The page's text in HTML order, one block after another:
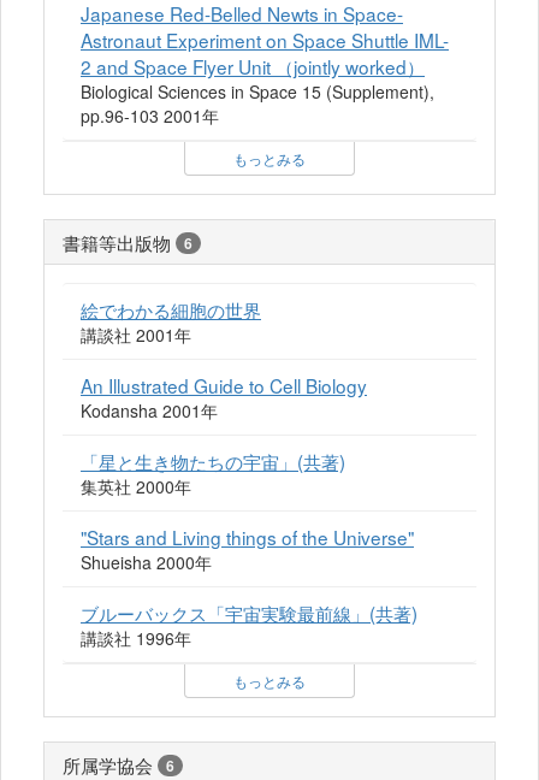
Japanese Red-Belled Newts in Space-
Astronaut Experiment on Space Shuttle IML-
2 and Space Flyer Unit （jointly worked）
Biological Sciences in Space 15 (Supplement),
pp.96-103 2001年
もっとみる
書籍等出版物 6
絵でわかる細胞の世界
講談社 2001年
An Illustrated Guide to Cell Biology
Kodansha 2001年
「星と生き物たちの宇宙」(共著)
集英社 2000年
"Stars and Living things of the Universe"
Shueisha 2000年
ブルーバックス「宇宙実験最前線」(共著)
講談社 1996年
もっとみる
所属学協会 6